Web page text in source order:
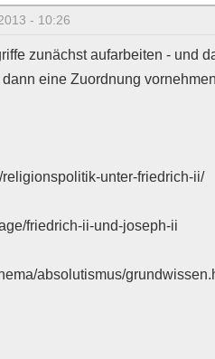
- 10:26
zunächst aufarbeiten - und
eine Zuordnung
unter-friedrich-ii/
friedrich-ii-und-joseph-ii
absolutismus/